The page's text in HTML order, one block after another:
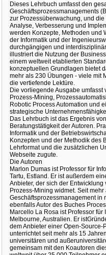
Dieses Lehrbuch umfasst den
Geschäftsprozessmanagements
zur Prozessüberwachung, und
Analyse, Verbesserung und
werden Konzepte, Methoden und
der Informatik und der
durchgängigen und
illustriert die Nutzung der
einem weltweit etablierten
konzeptuellen Grundlagen bietet
mehr als 230 Übungen - viele mit
die vertiefende Lektüre.
Die vorliegende Ausgabe
Prozess-Mining,
Robotic Process Automation und
strategische
Das Lehrbuch ist das Ergebnis
Beratungstätigkeit der Autoren.
Informatik und der
Konzepten und der Methodik des
Lehrformat und die zusätzlichen
Webseite zugute.
Die Autoren
Marlon Dumas ist Professor für
Tartu, Estland. Er ist außerdem
Anbieter, der sich der
Prozess-Mining widmet. Seit
Geschäftsprozessmanagement in
ebenfalls Autor des Buches
Marcello La Rosa ist Professor
Melbourne, Australien. Er
dem Anbieter einer Open-Source-
unterrichtet seit mehr als 15
universitären und
gemeinsam mit den Koautoren